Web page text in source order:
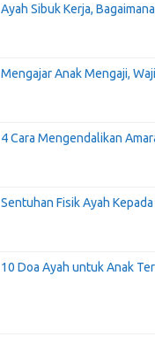
Ayah Sibuk Kerja,
Mengajar Anak Mengaji,
4 Cara Mengendalikan
Sentuhan Fisik Ayah
10 Doa Ayah untuk Anak